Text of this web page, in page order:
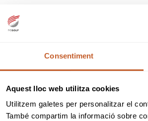
Consentiment
Aquest lloc web utilitza cookies
Utilitzem galetes per personalitzar el
També compartim la informació sobre
virus, us
Vallromanes, han